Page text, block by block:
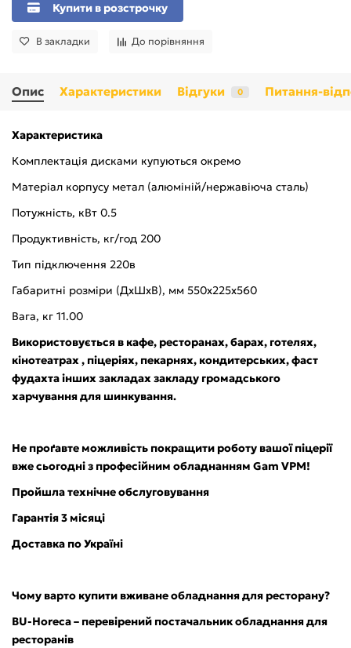
Купити в розстрочку
В закладки До порівняння
Опис Характеристики Відгуки 0 Питання-
Характеристика
Комплектація дисками купуються окремо
Матеріал корпусу метал (алюміній/нержавіюча сталь)
Потужність, кВт 0.5
Продуктивність, кг/год 200
Тип підключення 220в
Габаритні розміри (ДхШхВ), мм 550x225x560
Вага, кг 11.00
Використовується в кафе, ресторанах, барах, готелях,
кінотеатрах , піцеріях, пекарнях, кондитерських, фаст
фудахта інших закладах закладу громадського
харчування для шинкування.
Не проґавте можливість покращити роботу вашої піцерії
вже сьогодні з професійним обладнанням Gam VPM!
Пройшла технічне обслуговування
Гарантія 3 місяці
Доставка по Україні
Чому варто купити вживане обладнання для ресторану?
BU-Horeca – перевірений постачальник обладнання для
ресторанів